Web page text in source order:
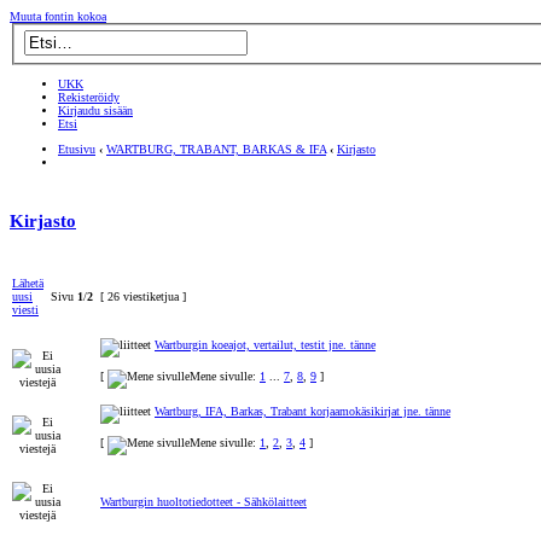
Muuta fontin kokoa
UKK
Rekisteröidy
Kirjaudu sisään
Etsi
Etusivu ‹ WARTBURG, TRABANT, BARKAS & IFA ‹ Kirjasto
Kirjasto
Lähetä
uusi
viesti
Sivu 1/2 [ 26 viestiketjua ]
Wartburgin koeajot, vertailut, testit jne. tänne
[ Mene sivulle: 1 7 8 9 ]
Wartburg, IFA, Barkas, Trabant korjaamokäsikirjat jne. tänne
[ Mene sivulle: 1 2 3 4 ]
Wartburgin huoltotiedotteet - Sähkölaitteet